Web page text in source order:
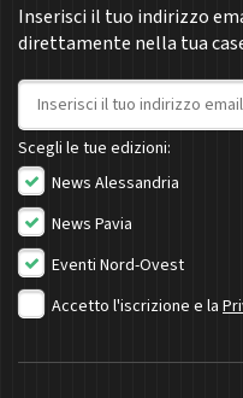
Inserisci il tuo indirizzo
direttamente nella tua
Indirizzo email
Scegli le tue edizioni:
News Alessandria
News Pavia
Eventi Nord-Ovest
Accetto l'iscrizione e la